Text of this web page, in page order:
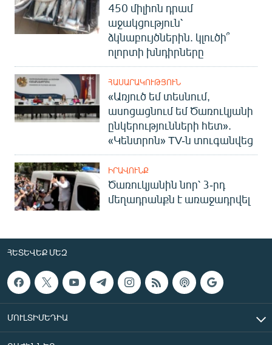
450 միլիոն դրամ
աջակցություն՝
ձկնաբույծներին. կլուծի՞
ոլորտի խնդիրները
ՀԱՍԱՐԱԿՈՒԹՅՈՒՆ
«Առյուծ եմ տեսնում,
ասոցացնում եմ Ծառուկյանի
ընկերությունների հետ».
«Կենտրոն» TV-ն տուգանվեց
ԻՐԱՎՈՒՆՔ
Ծառուկյանին նոր՝ 3-րդ
մեղադրանքն է առաջադրվել
ՀԵՏԵՎԵՔ ՄԵԶ
ՄՈՒԼՏԻՄԵԴԻԱ